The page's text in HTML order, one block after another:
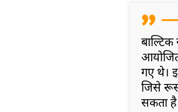
आयोजित
गए थे।
जिसे
सकता